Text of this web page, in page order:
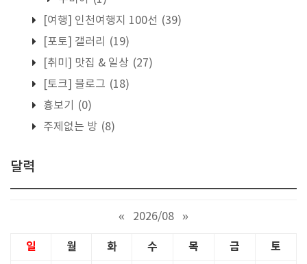
[여행] 인천여행지 100선 (39)
[포토] 갤러리
(19)
[취미] 맛집 & 일상 (27)
[토크] 블로그 (18)
흉보기
(0)
주제없는 방 (8)
달력
« 2026/08 »
일 월 화 수 목 금 토